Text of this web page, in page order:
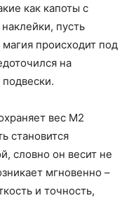
как капоты с
пусть
происходит под
на
вес M2
становится
словно он весит не
мгновенно –
и точность,